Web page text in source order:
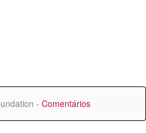
- Comentários